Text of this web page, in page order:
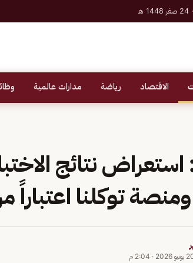
الاقتصاد رياضة مدارات عالمية
استعراض نتائج
توكلنا اعتباراً من 22
· 2:04 م